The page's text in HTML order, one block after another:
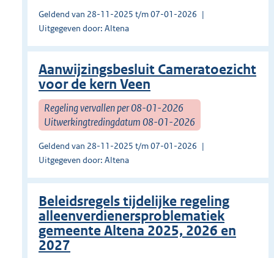
Geldend van 28-11-2025 t/m 07-01-2026
Uitgegeven door: Altena
Aanwijzingsbesluit Cameratoezicht
voor de kern Veen
Regeling vervallen per 08-01-2026
Uitwerkingtredingdatum 08-01-2026
Geldend van 28-11-2025 t/m 07-01-2026
Uitgegeven door: Altena
Beleidsregels tijdelijke regeling
alleenverdienersproblematiek
gemeente Altena 2025, 2026 en
2027